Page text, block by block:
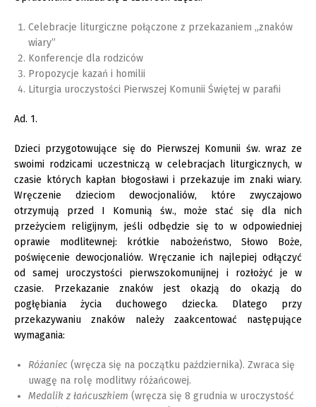
Celebracje liturgiczne połączone z przekazaniem „znaków
wiary”
Konferencje dla rodziców
Propozycje kazań i homilii
Liturgia uroczystości Pierwszej Komunii Świętej w parafii
Ad. 1.
Dzieci przygotowujące się do Pierwszej Komunii św. wraz ze
swoimi rodzicami uczestniczą w celebracjach liturgicznych, w
czasie których kapłan błogosławi i przekazuje im znaki wiary.
Wręczenie dzieciom dewocjonaliów, które zwyczajowo
otrzymują przed I Komunią św., może stać się dla nich
przeżyciem religijnym, jeśli odbędzie się to w odpowiedniej
oprawie modlitewnej: krótkie nabożeństwo, Słowo Boże,
poświęcenie dewocjonaliów. Wręczanie ich najlepiej odłączyć
od samej uroczystości pierwszokomunijnej i rozłożyć je w
czasie. Przekazanie znaków jest okazją do okazją do
pogłębiania życia duchowego dziecka. Dlatego przy
przekazywaniu znaków należy zaakcentować następujące
wymagania:
Różaniec (wręcza się na początku października). Zwraca się
uwagę na rolę modlitwy różańcowej.
Medalik z łańcuszkiem (wręcza się 8 grudnia w uroczystość